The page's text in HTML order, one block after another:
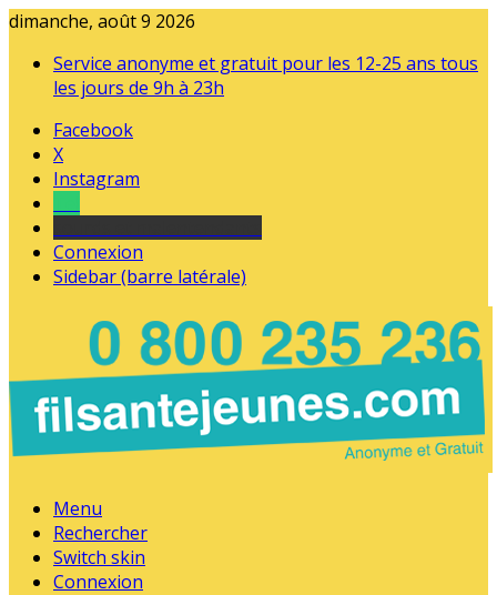
dimanche, août 9 2026
Service anonyme et gratuit pour les 12-25 ans tous
les jours de 9h à 23h
Facebook
X
Instagram
Connexion
Sidebar (barre latérale)
Menu
Rechercher
Switch skin
Connexion